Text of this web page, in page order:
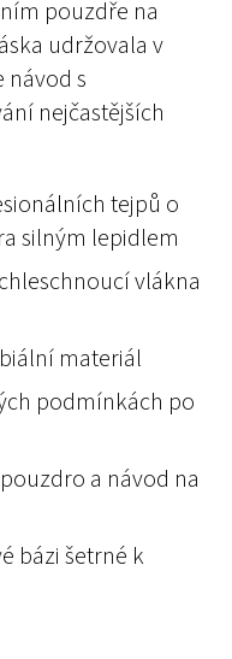
pouzdře na
udržovala v
návod s
nejčastějších
tejpů o
silným lepidlem
vlákna
materiál
podmínkách po
a návod na
bázi šetrné k